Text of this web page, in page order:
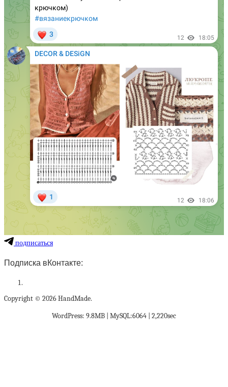
подписаться
Подписка вКонтакте:
Copyright © 2026 HandMade.
WordPress: 9.8MB | MySQL:6064 | 2,220sec